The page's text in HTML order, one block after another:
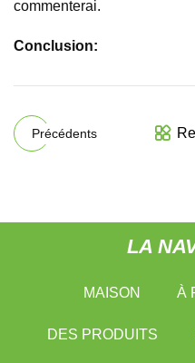
commenterai.
Conclusion:
Précédents
LA
MAISON À
DES PRODUITS